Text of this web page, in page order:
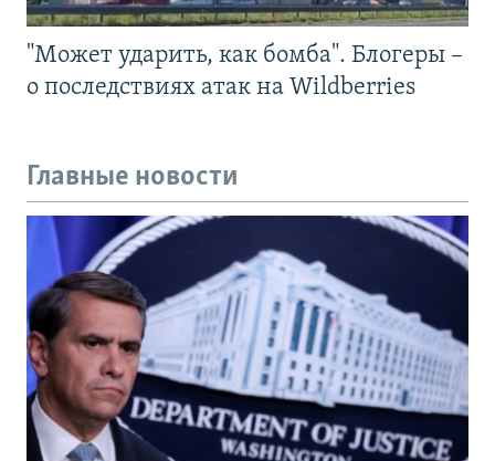
"Может ударить, как бомба". Блогеры –
о последствиях атак на Wildberries
Главные новости